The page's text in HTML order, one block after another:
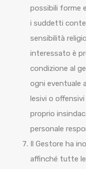
possibili forme
i suddetti
sensibilità
interessato è
condizione al
ogni eventuale
lesivi o
proprio
personale
Il Gestore ha
affinché tutte